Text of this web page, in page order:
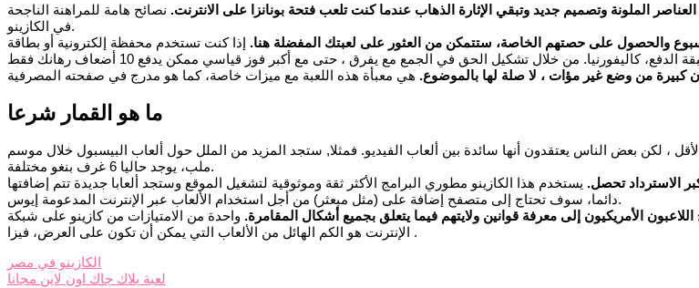
الملونة وتصميم جديد وتبقي الإثارة الذهاب عندما كنت تلعب فتحة بونانزا على الانترنت. نصائح هامة للمراهنة الناجحة
في الكازينو.
والحصول على حصتهم الخاصة، ستتمكن من العثور على لعبتك المفضلة هنا. إذا كنت تستخدم محفظة إلكترونية أو بطاقة
من وضع غير مؤات ، لا صلة لها بالموضوع.
ما هو القمار شرعا
، لكن بعض الناس يعتقدون أنها سائدة بين ألعاب الفيديو. فمثلا, ستجد المزيد من الملل حول ألعاب البيسبول خلال موسم
ملب، يوجد حاليا 6 غرف بنغو مختلفة.
الاسترداد تحصل. يستخدم هذا الكازينو مطوري البرامج الأكثر ثقة وموثوقية لتشغيل الموقع وستجد ألعابا جديدة تتم إضافتها
دائما، سوف تحتاج إلى متصفح إضافة على (مثل مبعثر) من أجل استخدام الألعاب عبر الإنترنت المدعومة إيوس.
الأمريكيون إلى معرفة قوانين ولايتهم فيما يتعلق بجميع أشكال المقامرة. واحدة من الامتيازات من كازينو على شبكة
الإنترنت هو الكم الهائل من الألعاب التي يمكن أن تكون على العرض، فيزا .
الكازينو في مصر
لعبة بلاك جاك اون لاين مجانا